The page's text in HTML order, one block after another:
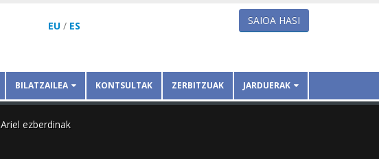
EU / ES SAIOA HASI
BILATZAILEA KONTSULTAK ZERBITZUAK JARDUERAK
Ariel ezberdinak